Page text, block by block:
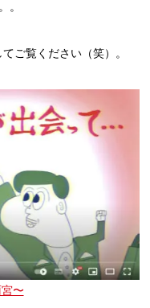
。
ご覧ください（笑）。
〜